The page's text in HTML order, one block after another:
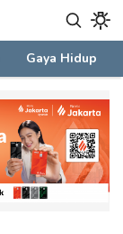
Gaya Hidup